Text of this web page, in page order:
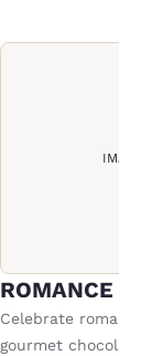
ROMANCE
Celebrate
gourmet